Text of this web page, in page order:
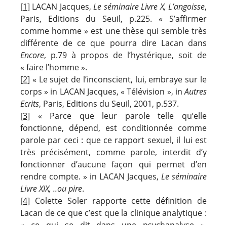
[1] LACAN Jacques,Le séminaire Livre X, L’angoisse,
Paris, Editions du Seuil, p.225. « S’affirmer
comme homme » est une thèse qui semble très
différente de ce que pourra dire Lacan dans
Encore, p.79 à propos de l’hystérique, soit de
« faire l’homme ».
[2] « Le sujet de l’inconscient, lui, embraye sur le
corps » in LACAN Jacques, « Télévision », inAutres
Ecrits, Paris, Editions du Seuil, 2001, p.537.
[3] « Parce que leur parole telle qu’elle
fonctionne, dépend, est conditionnée comme
parole par ceci : que ce rapport sexuel, il lui est
très précisément, comme parole, interdit d’y
fonctionner d’aucune façon qui permet d’en
rendre compte. » in LACAN Jacques, Le séminaire
Livre XIX, ..ou pire.
[4] Colette Soler rapporte cette définition de
Lacan de ce que c’est que la clinique analytique :